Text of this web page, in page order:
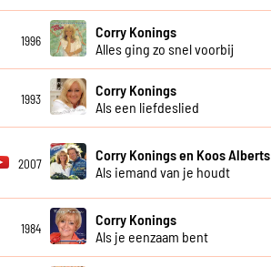
1996
Corry Konings
Alles ging zo snel voorbij
1993
Corry Konings
Als een liefdeslied
2007
Corry Konings en Koos Alberts
Als iemand van je houdt
1984
Corry Konings
Als je eenzaam bent